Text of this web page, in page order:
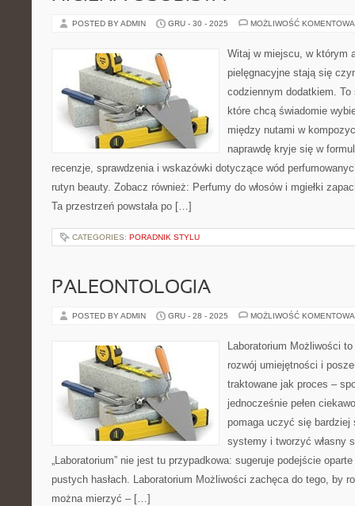
POSTED BY ADMIN GRU - 30 - 2025 MOŻLIWOŚĆ
Witaj w miejscu, w którym
pielęgnacyjne stają się
codziennym dodatkiem.
które chcą świadomie
między nutami w
naprawdę kryje się w
recenzje, sprawdzenia i wskazówki dotyczące wód
rutyn beauty. Zobacz również: Perfumy do włosów i mgiełki
Ta przestrzeń powstała po […]
CATEGORIES: PORADNIK STYLU
PALEONTOLOGIA
POSTED BY ADMIN GRU - 28 - 2025 MOŻLIWOŚĆ
Laboratorium Możliwości
rozwój umiejętności i
traktowane jak proces –
jednocześnie pełen
pomaga uczyć się bardziej
systemy i tworzyć własny
„Laboratorium” nie jest tu przypadkowa: sugeruje podejście
pustych hasłach. Laboratorium Możliwości zachęca do tego, by
można mierzyć – […]